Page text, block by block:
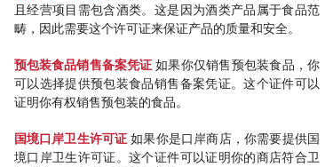
且经营项目需包含酒类。这是因为酒类产品属于食品范
畴，因此需要这个许可证来保证产品的质量和安全。
预包装食品销售备案凭证 如果你仅销售预包装食品，你
可以选择提供预包装食品销售备案凭证。这个证件可以
证明你有权销售预包装的食品。
国境口岸卫生许可证 如果你是口岸商店，你需要提供国
境口岸卫生许可证。这个证件可以证明你的商店符合卫